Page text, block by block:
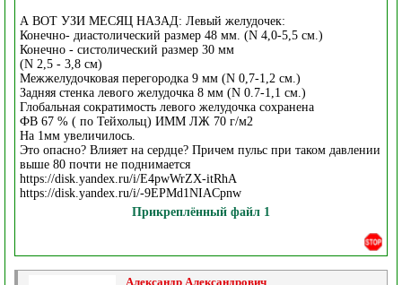
А ВОТ УЗИ МЕСЯЦ НАЗАД: Левый желудочек:
Конечно- диастолический размер 48 мм. (N 4,0-5,5 см.)
Конечно - систолический размер 30 мм
(N 2,5 - 3,8 см)
Межжелудочковая перегородка 9 мм (N 0,7-1,2 см.)
Задняя стенка левого желудочка 8 мм (N 0.7-1,1 см.)
Глобальная сократимость левого желудочка сохранена
ФВ 67 % ( по Тейхольц) ИММ ЛЖ 70 г/м2
На 1мм увеличилось.
Это опасно? Влияет на сердце? Причем пульс при таком давлении
выше 80 почти не поднимается
https://disk.yandex.ru/i/E4pwWrZX-itRhA
https://disk.yandex.ru/i/-9EPMd1NIACpnw
Прикреплённый файл 1
Александр Александрович